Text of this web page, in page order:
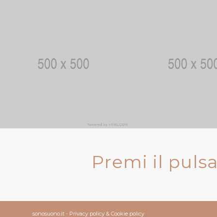
Premi il
sonosuono.it - Privacy policy & Cookie policy